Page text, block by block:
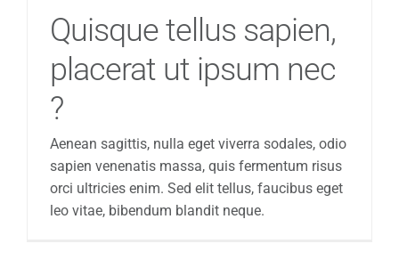
Quisque tellus sapien,
placerat ut ipsum nec
?
Aenean sagittis, nulla eget viverra sodales, odio
sapien venenatis massa, quis fermentum risus
orci ultricies enim. Sed elit tellus, faucibus eget
leo vitae, bibendum blandit neque.